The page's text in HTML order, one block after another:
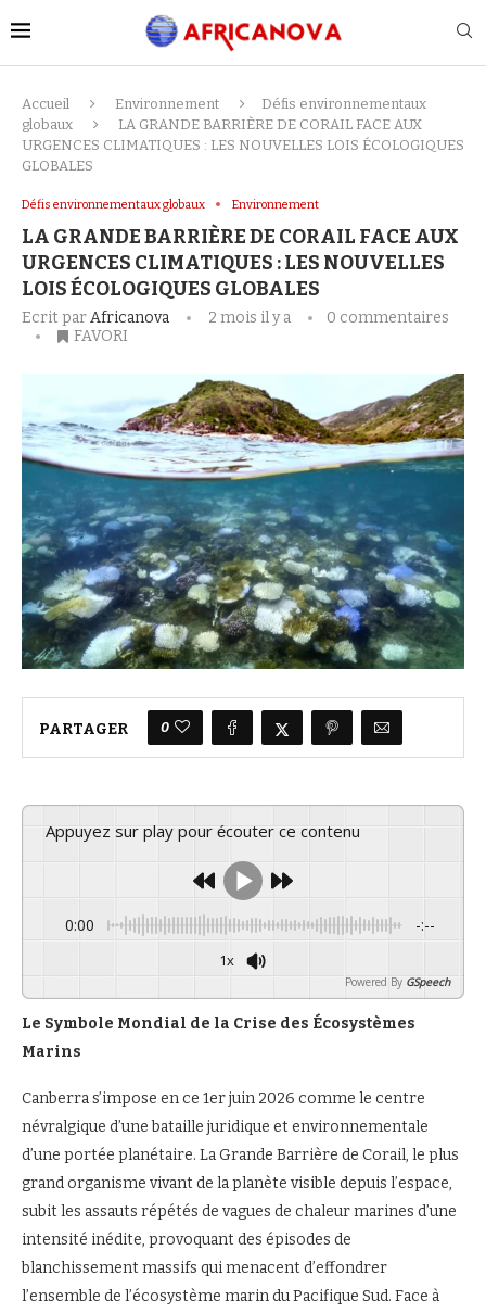
Accueil Environnement
Défis environnementaux
globaux
LA GRANDE BARRIÈRE DE CORAIL FACE AUX
URGENCES CLIMATIQUES : LES NOUVELLES LOIS ÉCOLOGIQUES
GLOBALES
Défis environnementaux globaux Environnement
LA GRANDE BARRIÈRE DE CORAIL FACE AUX
URGENCES CLIMATIQUES : LES NOUVELLES
LOIS ÉCOLOGIQUES GLOBALES
Ecrit parAfricanova 2 mois il y a
0 commentaires
FAVORI
PARTAGER 0
Appuyez sur play pour écouter ce contenu
0:00 -:--
1x
Powered By GSpeech
Le Symbole Mondial de la Crise des Écosystèmes
Marins
Canberra s’impose en ce 1er juin 2026 comme le centre
névralgique d’une bataille juridique et environnementale
d’une portée planétaire. La Grande Barrière de Corail, le plus
grand organisme vivant de la planète visible depuis l’espace,
subit les assauts répétés de vagues de chaleur marines d’une
intensité inédite, provoquant des épisodes de
blanchissement massifs qui menacent d’effondrer
l’ensemble de l’écosystème marin du Pacifique Sud. Face à